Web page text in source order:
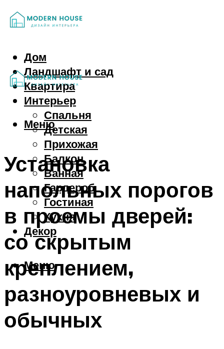
Дом
Ландшафт и сад
Квартира
Интерьер
Спальня
Детская
Прихожая
Балкон
Ванная
Гардероб
Гостиная
Кухня
Декор
Меню
Меню
Установка
напольных порогов
в проемы дверей:
со скрытым
креплением,
разноуровневых и
обычных